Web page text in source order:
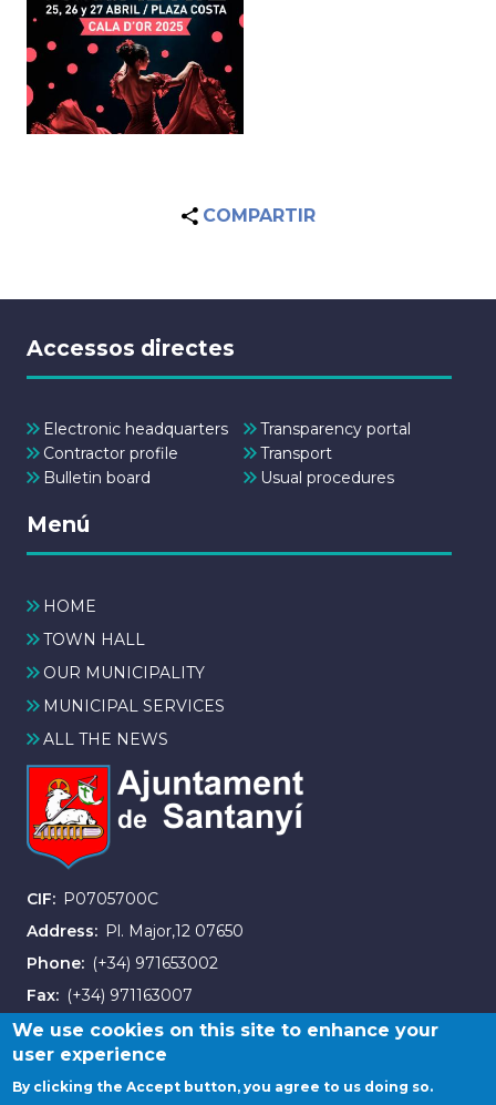
COMPARTIR
Accessos directes
Electronic headquarters
Transparency portal
Contractor profile
Transport
Bulletin board
Usual procedures
Menú
HOME
TOWN HALL
OUR MUNICIPALITY
MUNICIPAL SERVICES
ALL THE NEWS
CIF
P0705700C
Address
Pl. Major,12 07650
Phone
(+34) 971653002
Fax
(+34) 971163007
We use cookies on this site to enhance your
user experience
By clicking the Accept button, you agree to us doing so.